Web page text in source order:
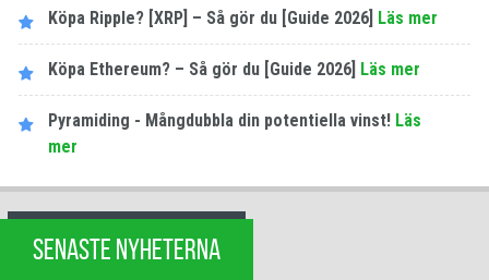
Köpa Ripple? [XRP] – Så gör du [Guide 2026] Läs mer
Köpa Ethereum? – Så gör du [Guide 2026] Läs mer
Pyramiding - Mångdubbla din potentiella vinst! Läs
mer
SENASTE NYHETERNA